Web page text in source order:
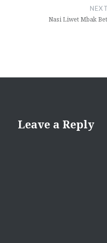
Nasi Liwet Mbak
Leave a Reply